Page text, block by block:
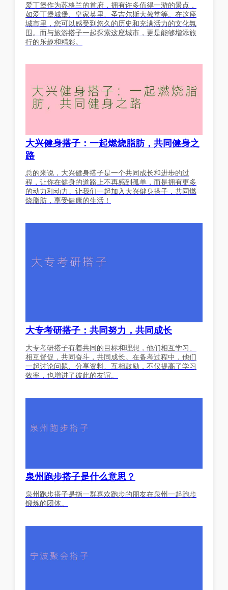
爱丁堡作为苏格兰的首府，拥有许多值得一游的景点，
如爱丁堡城堡、皇家英里、圣吉尔斯大教堂等。在这座
城市里，您可以感受到悠久的历史和充满活力的文化氛
围。而与旅游搭子一起探索这座城市，更是能够增添旅
行的乐趣和精彩。
大兴健身搭子：一起燃烧脂肪，共同健身之
路
总的来说，大兴健身搭子是一个共同成长和进步的过
程，让你在健身的道路上不再感到孤单，而是拥有更多
的动力和动力。让我们一起加入大兴健身搭子，共同燃
烧脂肪，享受健康的生活！
大专考研搭子：共同努力，共同成长
大专考研搭子有着共同的目标和理想，他们相互学习、
相互督促，共同奋斗，共同成长。在备考过程中，他们
一起讨论问题、分享资料、互相鼓励，不仅提高了学习
效率，也增进了彼此的友谊。
泉州跑步搭子是什么意思？
泉州跑步搭子是指一群喜欢跑步的朋友在泉州一起跑步
锻炼的团体。